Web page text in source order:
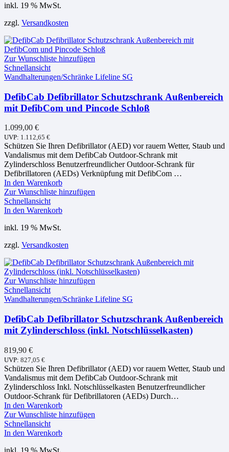
inkl. 19 % MwSt.
zzgl. Versandkosten
Zur Wunschliste hinzufügen
Schnellansicht
Wandhalterungen/Schränke Lifeline SG
DefibCab Defibrillator Schutzschrank Außenbereich
mit DefibCom und Pincode Schloß
1.099,00 €
UVP: 1.112,65 €
Schützen Sie Ihren Defibrillator (AED) vor rauem Wetter, Staub und
Vandalismus mit dem DefibCab Outdoor-Schrank mit
Zylinderschloss Benutzerfreundlicher Outdoor-Schrank für
Defibrillatoren (AEDs) Verknüpfung mit DefibCom …
In den Warenkorb
Zur Wunschliste hinzufügen
Schnellansicht
In den Warenkorb
inkl. 19 % MwSt.
zzgl. Versandkosten
Zur Wunschliste hinzufügen
Schnellansicht
Wandhalterungen/Schränke Lifeline SG
DefibCab Defibrillator Schutzschrank Außenbereich
mit Zylinderschloss (inkl. Notschlüsselkasten)
819,90 €
UVP: 827,05 €
Schützen Sie Ihren Defibrillator (AED) vor rauem Wetter, Staub und
Vandalismus mit dem DefibCab Outdoor-Schrank mit
Zylinderschloss Inkl. Notschlüsselkasten Benutzerfreundlicher
Outdoor-Schrank für Defibrillatoren (AEDs) Durch…
In den Warenkorb
Zur Wunschliste hinzufügen
Schnellansicht
In den Warenkorb
inkl. 19 % MwSt.